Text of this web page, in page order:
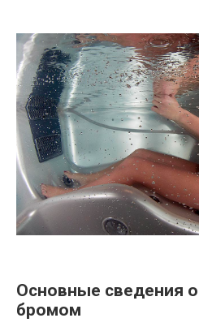
Основные сведения
бромом